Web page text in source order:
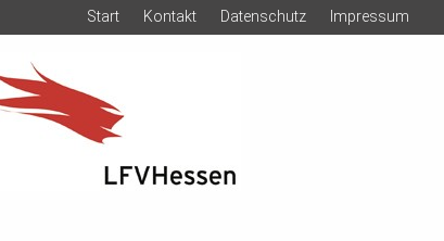
Start Kontakt Datenschutz Impressum